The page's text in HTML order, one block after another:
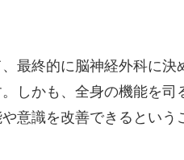
最終的に脳神経外科に決
しかも、全身の機能を司
意識を改善できるという